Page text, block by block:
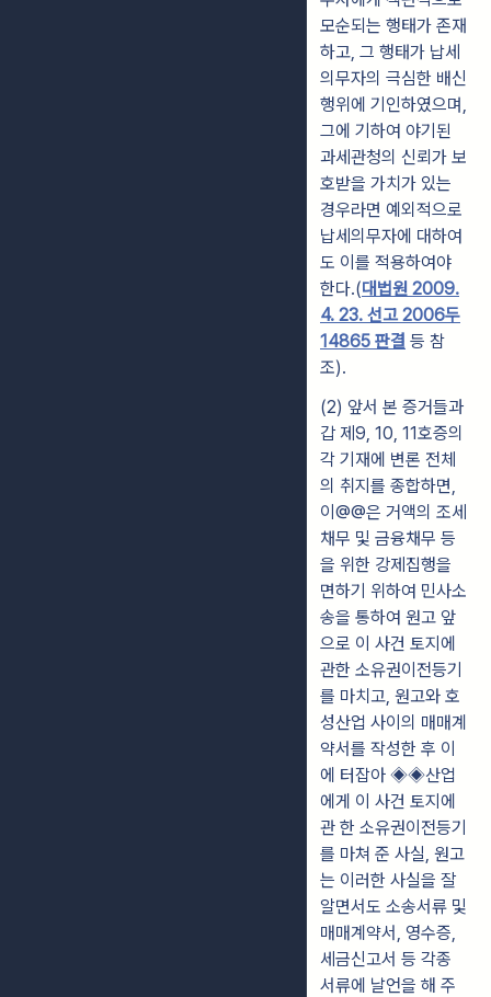
모순되는 행태가 존재
하고, 그 행태가 납세
의무자의 극심한 배신
행위에 기인하였으며,
그에 기하여 야기된
과세관청의 신뢰가 보
호받을 가치가 있는
경우라면 예외적으로
납세의무자에 대하여
도 이를 적용하여야
한다.(대법원 2009.
4. 23. 선고 2006두
14865 판결 등 참
조).
(2) 앞서 본 증거들과
갑 제9, 10, 11호증의
각 기재에 변론 전체
의 취지를 종합하면,
이@@은 거액의 조세
채무 및 금융채무 등
을 위한 강제집행을
면하기 위하여 민사소
송을 통하여 원고 앞
으로 이 사건 토지에
관한 소유권이전등기
를 마치고, 원고와 호
성산업 사이의 매매계
약서를 작성한 후 이
에 터잡아 ◈◈산업
에게 이 사건 토지에
관 한 소유권이전등기
를 마쳐 준 사실, 원고
는 이러한 사실을 잘
알면서도 소송서류 및
매매계약서, 영수증,
세금신고서 등 각종
서류에 날언을 해 주